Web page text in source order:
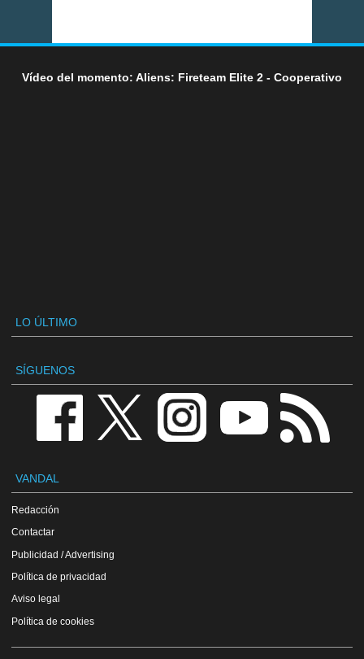
Vídeo del momento: Aliens: Fireteam Elite 2 - Cooperativo
LO ÚLTIMO
SÍGUENOS
VANDAL
Redacción
Contactar
Publicidad / Advertising
Política de privacidad
Aviso legal
Política de cookies